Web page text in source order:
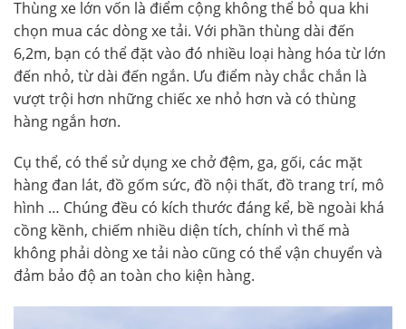
Thùng xe lớn vốn là điểm cộng không thể bỏ qua khi
chọn mua các dòng xe tải. Với phần thùng dài đến
6,2m, bạn có thể đặt vào đó nhiều loại hàng hóa từ lớn
đến nhỏ, từ dài đến ngắn. Ưu điểm này chắc chắn là
vượt trội hơn những chiếc xe nhỏ hơn và có thùng
hàng ngắn hơn.
Cụ thể, có thể sử dụng xe chở đệm, ga, gối, các mặt
hàng đan lát, đồ gốm sức, đồ nội thất, đồ trang trí, mô
hình … Chúng đều có kích thước đáng kể, bề ngoài khá
cồng kềnh, chiếm nhiều diện tích, chính vì thế mà
không phải dòng xe tải nào cũng có thể vận chuyển và
đảm bảo độ an toàn cho kiện hàng.